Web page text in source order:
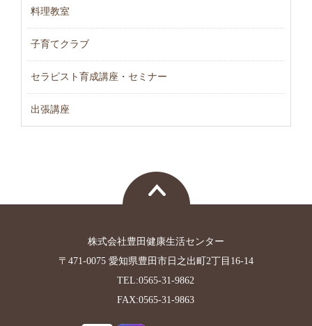
料理教室
子育てクラブ
セラピスト育成講座・セミナー
出張講座
株式会社豊田健康生活センター
〒471-0075 愛知県豊田市日之出町2丁目16-14
TEL:0565-31-9862
FAX:0565-31-9863